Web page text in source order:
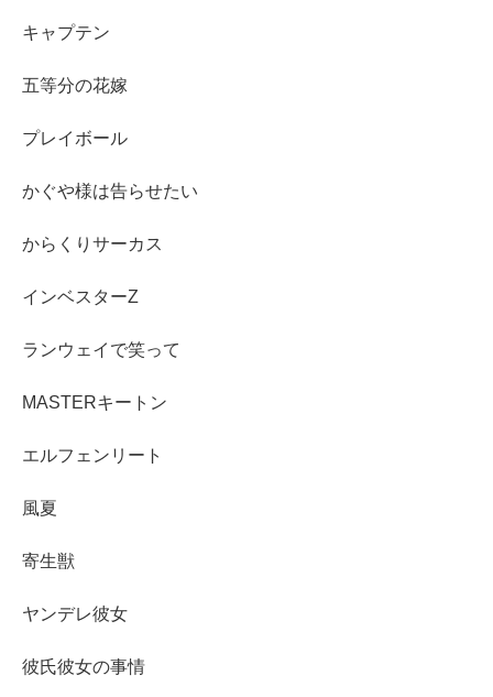
キャプテン
五等分の花嫁
プレイボール
かぐや様は告らせたい
からくりサーカス
インベスターZ
ランウェイで笑って
MASTERキートン
エルフェンリート
風夏
寄生獣
ヤンデレ彼女
彼氏彼女の事情